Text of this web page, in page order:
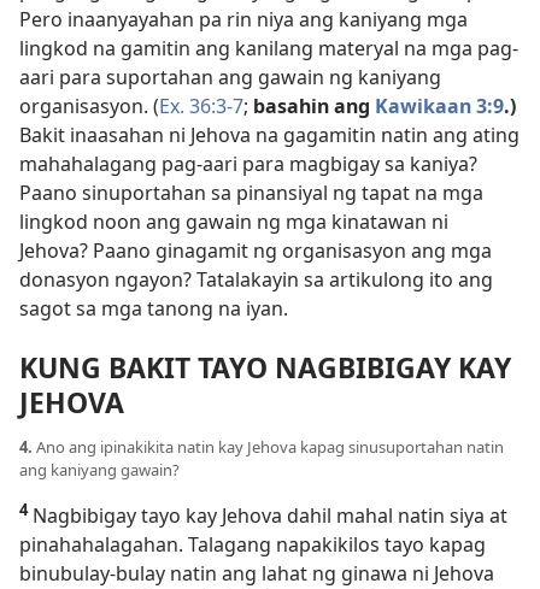
Pero inaanyayahan pa rin niya ang kaniyang mga
lingkod na gamitin ang kanilang materyal na mga pag-
aari para suportahan ang gawain ng kaniyang
organisasyon. (Ex. 36:3-7; basahin ang Kawikaan 3:9.)
Bakit inaasahan ni Jehova na gagamitin natin ang ating
mahahalagang pag-aari para magbigay sa kaniya?
Paano sinuportahan sa pinansiyal ng tapat na mga
lingkod noon ang gawain ng mga kinatawan ni
Jehova? Paano ginagamit ng organisasyon ang mga
donasyon ngayon? Tatalakayin sa artikulong ito ang
sagot sa mga tanong na iyan.
KUNG BAKIT TAYO NAGBIBIGAY KAY
JEHOVA
4. Ano ang ipinakikita natin kay Jehova kapag sinusuportahan natin
ang kaniyang gawain?
4Nagbibigay tayo kay Jehova dahil mahal natin siya at
pinahahalagahan. Talagang napakikilos tayo kapag
binubulay-bulay natin ang lahat ng ginawa ni Jehova